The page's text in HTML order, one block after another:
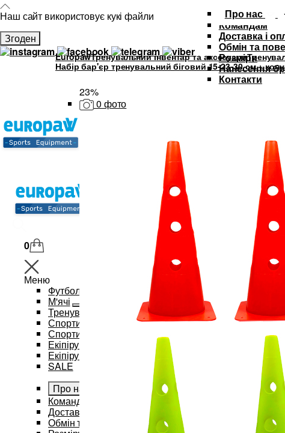
Про нас
Командам
Доставка і
Обмін та
Розміри
Нанесення
Контакти
Каталог
Тренувальний інвентар та аксесуари
Спортивний одяг
0
Меню
Футбол
М'ячі
Тренувальний інвентар та аксесуари
Спортивний одяг
Спортивні рюкзаки та сумки
Екіпірування для баскетболу
Екіпірування для єдиноборств
SALE
Про нас
Командам
Доставка і оплата
Обмін та повернення
Наш сайт використовує кукі файли
Згоден
EuropawТренувальний інвентар та аксесуари
Набір бар'єр тренувальний біговий 15-23-30 см +
23%
0 фото